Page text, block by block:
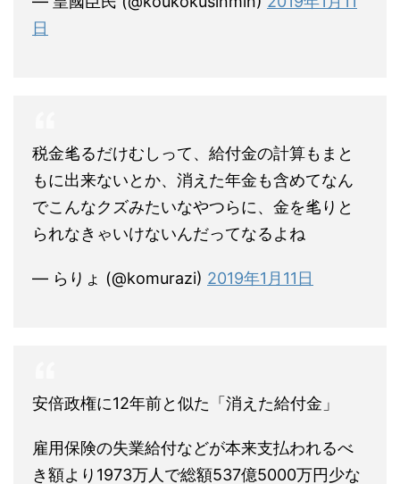
日
税金毟るだけむしって、給付金の計算もまと
もに出来ないとか、消えた年金も含めてなん
でこんなクズみたいなやつらに、金を毟りと
られなきゃいけないんだってなるよね
— らりょ (@komurazi) 2019年1月11日
安倍政権に12年前と似た「消えた給付金」
雇用保険の失業給付などが本来支払われるべ
き額より1973万人で総額537億5000万円少な